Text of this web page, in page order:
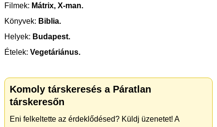
Filmek: Mátrix, X-man.
Könyvek: Biblia.
Helyek: Budapest.
Ételek: Vegetáriánus.
Komoly társkeresés a Páratlan
társkeresőn
Eni felkeltette az érdeklődésed? Küldj üzenetet! A